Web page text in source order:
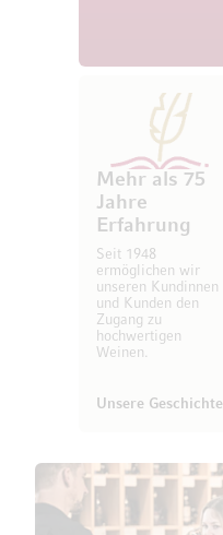
Mehr als 75
Jahre
Erfahrung
Seit 1948
ermöglichen wir
unseren Kundinnen
und Kunden den
Zugang zu
hochwertigen
Weinen.
Unsere Geschichte